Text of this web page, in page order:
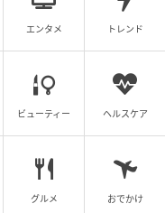
エンタメ トレンド
ビューティー ヘルスケア
グルメ おでかけ